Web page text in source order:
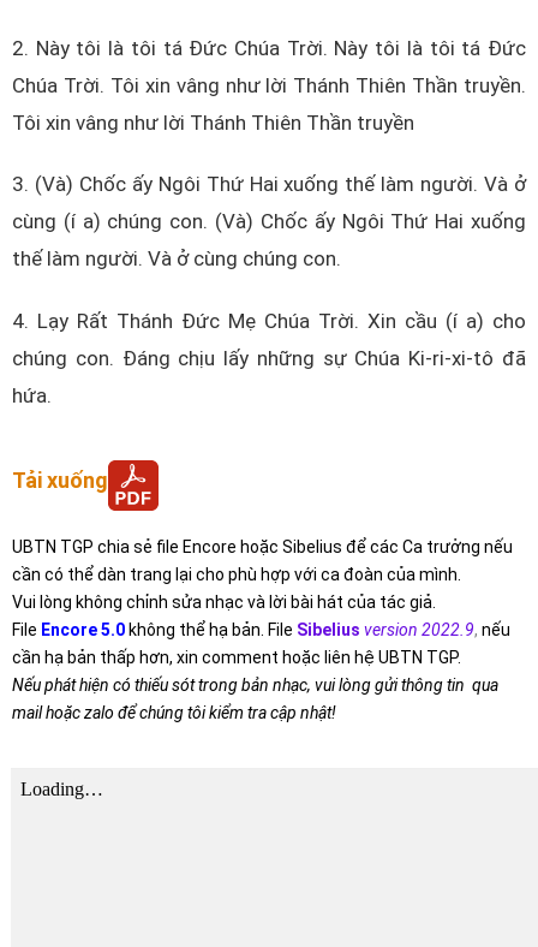
2. Này tôi là tôi tá Đức Chúa Trời. Này tôi là tôi tá Đức
Chúa Trời. Tôi xin vâng như lời Thánh Thiên Thần truyền.
Tôi xin vâng như lời Thánh Thiên Thần truyền
3. (Và) Chốc ấy Ngôi Thứ Hai xuống thế làm người. Và ở
cùng (í a) chúng con. (Và) Chốc ấy Ngôi Thứ Hai xuống
thế làm người. Và ở cùng chúng con.
4. Lạy Rất Thánh Đức Mẹ Chúa Trời. Xin cầu (í a) cho
chúng con. Đáng chịu lấy những sự Chúa Ki-ri-xi-tô đã
hứa.
Tải xuống
UBTN TGP chia sẻ file Encore hoặc Sibelius để các Ca trưởng nếu
cần có thể dàn trang lại cho phù hợp với ca đoàn của mình.
Vui lòng không chỉnh sửa nhạc và lời bài hát của tác giả.
File Encore 5.0 không thể hạ bản. File Sibelius version 2022.9, nếu
cần hạ bản thấp hơn, xin comment hoặc liên hệ UBTN TGP.
Nếu phát hiện có thiếu sót trong bản nhạc, vui lòng gửi thông tin qua
mail hoặc zalo để chúng tôi kiểm tra cập nhật!